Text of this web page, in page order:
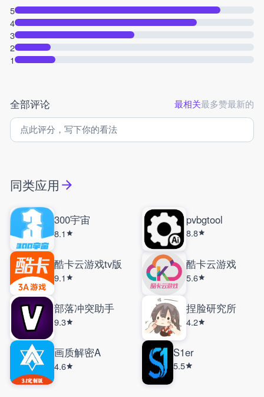
5
4
3
2
1
全部评论 最相关最多赞最新的
同类应用
300宇宙
8.1
pvbgtool
8.8
酷卡云游戏tv版
9.1
酷卡云游戏
5.6
部落冲突助手
9.3
捏脸研究所
4.2
画质解密A
4.6
S1er
5.5